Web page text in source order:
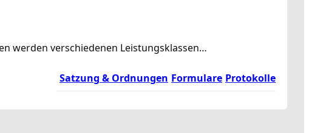
Satzung & Ordnungen Formulare Protokolle
werden verschiedenen Leistungsklassen…